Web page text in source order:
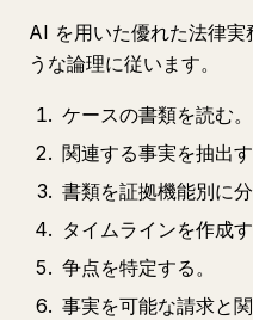
AI を用いた優れた法律実
うな論理に従います。
ケースの書類を読む。
関連する事実を抽出す
書類を証拠機能別に分
タイムラインを作成す
争点を特定する。
事実を可能な請求と関